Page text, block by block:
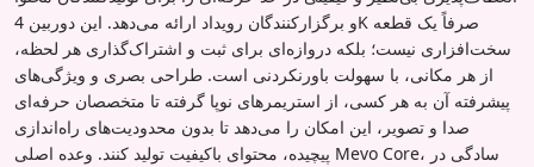
و برگزارکنندگان رویداد ارائه می‌دهد. این دوربین 4K صرفاً یک قطعه
سخت‌افزاری نیست؛ بلکه دروازه‌ای برای ثبت و اشتراک‌گذاری هر لحظه،
از هر مکانی، با سهولت باورنکردنی است. طراحی بصری و ویژگی‌های
پیشرفته آن به هر کسی، از استریمرهای نوپا گرفته تا متخصصان حرفه‌ای
صدا و تصویر، این امکان را می‌دهد تا بدون محدودیت‌های راه‌اندازی
پیچیده، محتوای باکیفیت تولید کنند. وعده اصلی Mevo Core، سادگی در